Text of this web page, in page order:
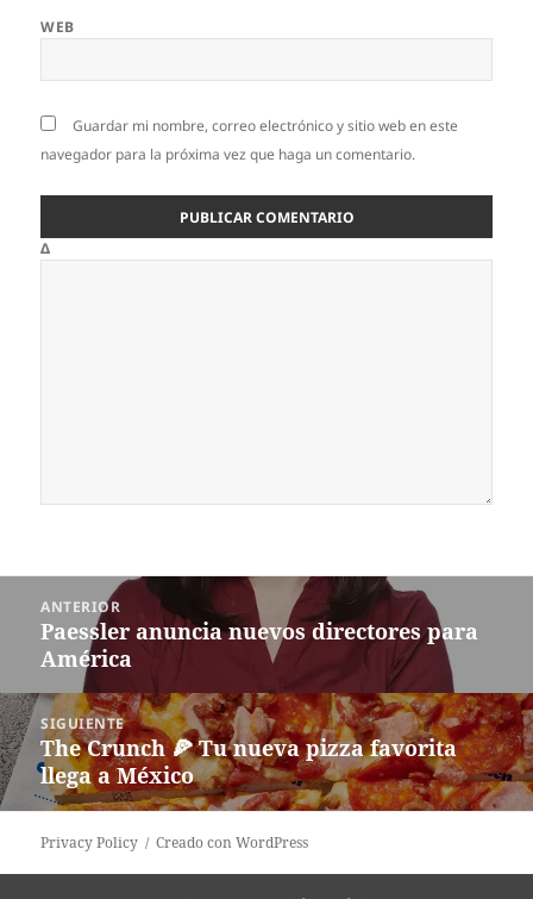
WEB
Guardar mi nombre, correo electrónico y sitio web en este
navegador para la próxima vez que haga un comentario.
Δ
entradas
ANTERIOR
Entrada
anterior:
Paessler anuncia nuevos directores para
América
SIGUIENTE
Siguiente
entrada:
The Crunch 🍕 Tu nueva pizza favorita
llega a México
Privacy Policy Creado con WordPress